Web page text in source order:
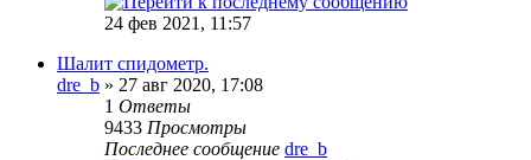
24 фев 2021, 11:57
Шалит спидометр.
dre_b » 27 авг 2020, 17:08
1 Ответы
9433 Просмотры
Последнее сообщение dre_b